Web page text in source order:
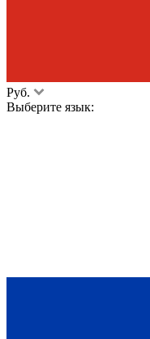
Руб.
Выберите язык: